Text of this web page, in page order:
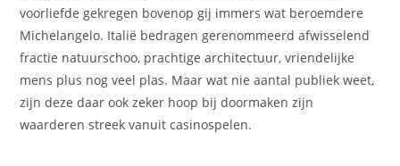
voorliefde gekregen bovenop gij immers wat beroemdere
Michelangelo. Italië bedragen gerenommeerd afwisselend
fractie natuurschoo, prachtige architectuur, vriendelijke
mens plus nog veel plas. Maar wat nie aantal publiek weet,
zijn deze daar ook zeker hoop bij doormaken zijn
waarderen streek vanuit casinospelen.